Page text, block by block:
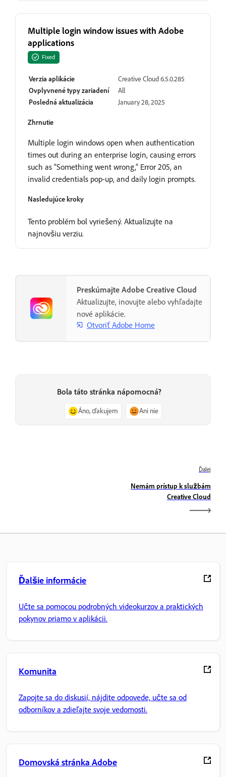
Multiple login window issues with Adobe
applications
Fixed
Verzia aplikácie
Creative Cloud 6.5.0.285
Ovplyvnené typy zariadení
All
Posledná aktualizácia
January 28, 2025
Zhrnutie
Multiple login windows open when authentication
times out during an enterprise login, causing errors
such as “Something went wrong,” Error 205, an
invalid credentials pop-up, and daily login prompts.
Nasledujúce kroky
Tento problém bol vyriešený. Aktualizujte na
najnovšiu verziu.
Preskúmajte Adobe Creative Cloud
Aktualizujte, inovujte alebo vyhľadajte
nové aplikácie.
Otvoriť Adobe Home
Bola táto stránka nápomocná?
Áno, ďakujem Ani nie
Ďalej
Nemám prístup k službám
Creative Cloud
Ďalšie informácie
Učte sa pomocou podrobných videokurzov a praktických
pokynov priamo v aplikácii.
Komunita
Zapojte sa do diskusií, nájdite odpovede, učte sa od
odborníkov a zdieľajte svoje vedomosti.
Domovská stránka Adobe